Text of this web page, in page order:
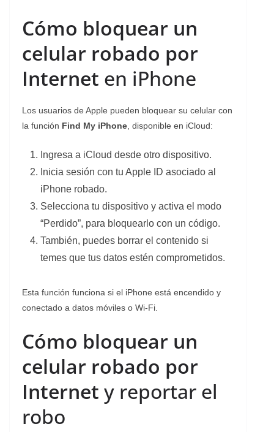
Cómo bloquear un
celular robado por
Internet en iPhone
Los usuarios de Apple pueden bloquear su celular con
la función Find My iPhone , disponible en iCloud:
Ingresa a iCloud desde otro dispositivo.
Inicia sesión con tu Apple ID asociado al
iPhone robado.
Selecciona tu dispositivo y activa el modo
“Perdido”, para bloquearlo con un código.
También, puedes borrar el contenido si
temes que tus datos estén comprometidos.
Esta función funciona si el iPhone está encendido y
conectado a datos móviles o Wi-Fi.
Cómo bloquear un
celular robado por
Internet y reportar el
robo